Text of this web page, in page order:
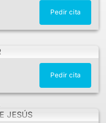
Pedir cita
Pedir cita